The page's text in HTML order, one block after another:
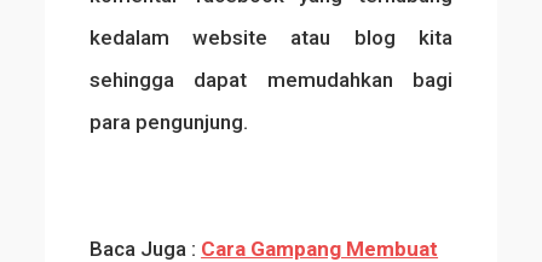
kedalam website atau blog kita
sehingga dapat memudahkan bagi
para pengunjung.
Baca Juga : Cara Gampang Membuat